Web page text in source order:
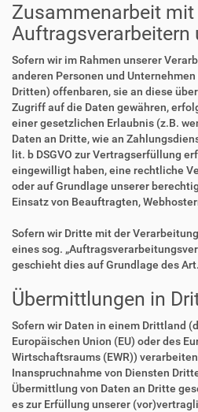
Zusammenarbeit mit
Auftragsverarbeitern
Sofern wir im Rahmen unserer
anderen Personen und
Dritten) offenbaren, sie an diese
Zugriff auf die Daten gewähren,
einer gesetzlichen Erlaubnis (z.B.
Daten an Dritte, wie an
lit. b DSGVO zur Vertragserfüllung
eingewilligt haben, eine rechtliche
oder auf Grundlage unserer
Einsatz von Beauftragten,
Sofern wir Dritte mit der
eines sog.
geschieht dies auf Grundlage des Art.
Übermittlungen in
Sofern wir Daten in einem Drittland
Europäischen Union (EU) oder des
Wirtschaftsraums (EWR))
Inanspruchnahme von Diensten
Übermittlung von Daten an Dritte
es zur Erfüllung unserer